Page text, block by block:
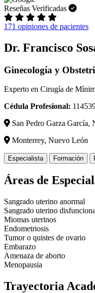
Reseñas Verificadas
171 opiniones de pacientes
Dr. Francisco
Ginecología y
Experto en Cirugía de
Cédula Profesional:
San Pedro Garza García,
Monterrey, Nuevo León
Especialista Formación
Áreas de
Sangrado uterino anormal
Sangrado uterino
Miomas uterinos
Endometriosis
Tumor o quistes de ovario
Embarazo
Amenaza de aborto
Menopausia
Trayectoria